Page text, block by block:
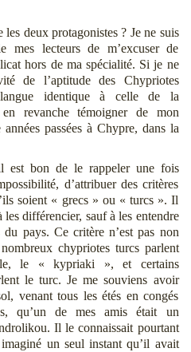
deux protagonistes ? Je ne suis
mes lecteurs de m’excuser de
hors de ma spécialité. Si je ne
de l’aptitude des Chypriotes
identique à celle de la
revanche témoigner de mon
passées à Chypre, dans la
est bon de le rappeler une fois
d’attribuer des critères
soient « grecs » ou « turcs ». Il
différencier, sauf à les entendre
pays. Ce critère n’est pas non
chypriotes turcs parlent
le « kypriaki », et certains
le turc. Je me souviens avoir
venant tous les étés en congés
qu’un de mes amis était un
Il le connaissait pourtant
un seul instant qu’il avait